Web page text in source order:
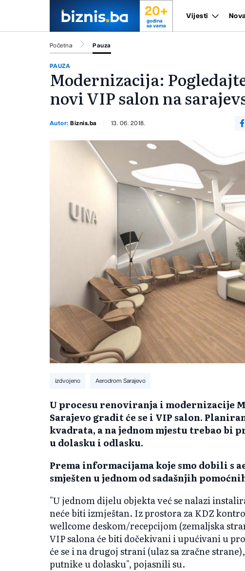
20+
godina
sa vama
Vijesti
Početna Pauza
PAUZA
Modernizacija:
novi VIP salon na
Autor:Biznis.ba 13. 06. 2018.
izdvojeno Aerodrom Sarajevo
U procesu renoviranja i modernizacije
Sarajevo gradit će se i VIP salon.
kvadrata, a na jednom mjestu trebao bi
u dolasku i odlasku.
Prema informacijama koje smo dobili s
smješten u jednom od sadašnjih
"U jednom dijelu objekta već se nalazi
neće biti izmještan. Iz prostora za KDZ
wellcome deskom/recepcijom (zemaljska
VIP salona će biti dočekivani i upućivani u
će se i na drugoj strani (ulaz sa zračne
putnike u dolasku", pojasnili su.